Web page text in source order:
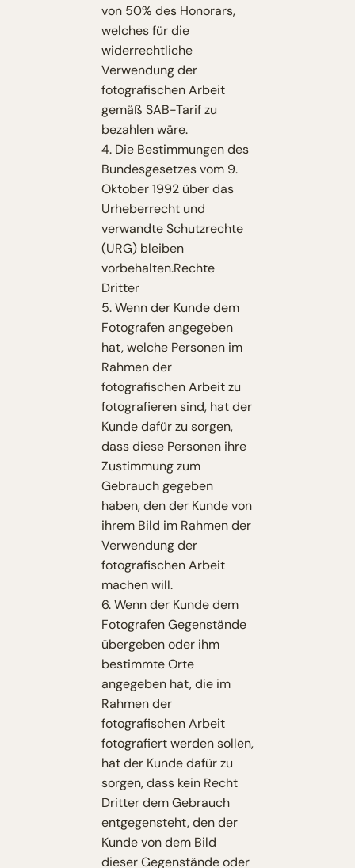
von 50% des Honorars,
welches für die
widerrechtliche
Verwendung der
fotografischen Arbeit
gemäß SAB-Tarif zu
bezahlen wäre.
4. Die Bestimmungen des
Bundesgesetzes vom 9.
Oktober 1992 über das
Urheberrecht und
verwandte Schutzrechte
(URG) bleiben
vorbehalten.Rechte
Dritter
5. Wenn der Kunde dem
Fotografen angegeben
hat, welche Personen im
Rahmen der
fotografischen Arbeit zu
fotografieren sind, hat der
Kunde dafür zu sorgen,
dass diese Personen ihre
Zustimmung zum
Gebrauch gegeben
haben, den der Kunde von
ihrem Bild im Rahmen der
Verwendung der
fotografischen Arbeit
machen will.
6. Wenn der Kunde dem
Fotografen Gegenstände
übergeben oder ihm
bestimmte Orte
angegeben hat, die im
Rahmen der
fotografischen Arbeit
fotografiert werden sollen,
hat der Kunde dafür zu
sorgen, dass kein Recht
Dritter dem Gebrauch
entgegensteht, den der
Kunde von dem Bild
dieser Gegenstände oder